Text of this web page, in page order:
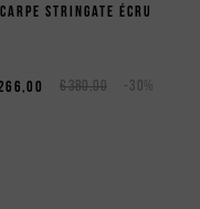
stringate écru
€380,00 -30%